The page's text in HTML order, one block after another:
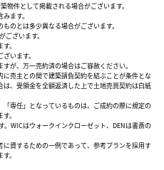
物件として掲載される場合がございます。
ます。
のとは多少異なる場合がございます。
ざいます。
。
います。
が、万一売約済の場合はご容赦ください。
売主との間で建築請負契約を結ぶことが条件とな
、受領金を全額返済した上で土地売買契約は白紙
専任」となっているものは、ご成約の際に規定の
。
WICはウォークインクローゼット、DENは書斎の
資するための一例であって、参考プランを採用す
。